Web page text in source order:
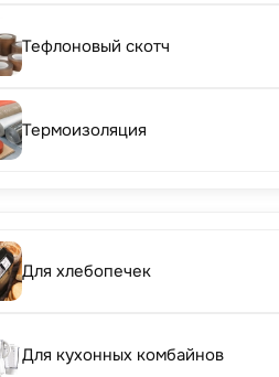
Тефлоновый скотч
Термоизоляция
Для хлебопечек
Для кухонных комбайнов